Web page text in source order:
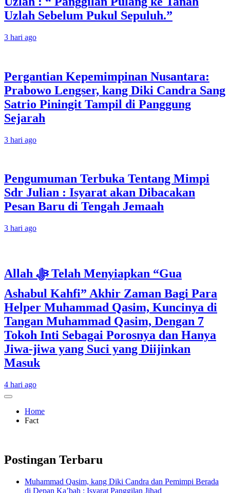
Uzlah Sebelum Pukul Sepuluh.”
3 hari ago
Pergantian Kepemimpinan Nusantara:
Prabowo Lengser, kang Diki Candra Sang
Satrio Piningit Tampil di Panggung
Sejarah
3 hari ago
Pengumuman Terbuka Tentang Mimpi
Sdr Julian : Isyarat akan Dibacakan
Pesan Baru di Tengah Jemaah
3 hari ago
Allah ﷻ Telah Menyiapkan “Gua
Ashabul Kahfi” Akhir Zaman Bagi Para
Helper Muhammad Qasim, Kuncinya di
Tangan Muhammad Qasim, Dengan 7
Tokoh Inti Sebagai Porosnya dan Hanya
Jiwa-jiwa yang Suci yang Diijinkan
Masuk
4 hari ago
Home
Fact
Postingan Terbaru
Muhammad Qasim, kang Diki Candra dan Pemimpi Berada
di Depan Ka’bah : Isyarat Panggilan Jihad